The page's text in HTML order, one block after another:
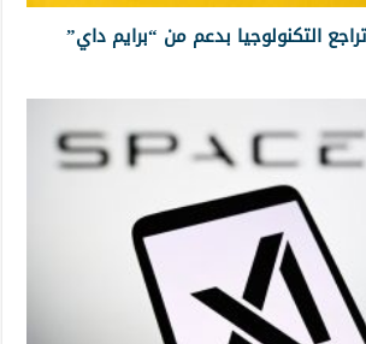
التكنولوجيا بدعم من “برايم داي”